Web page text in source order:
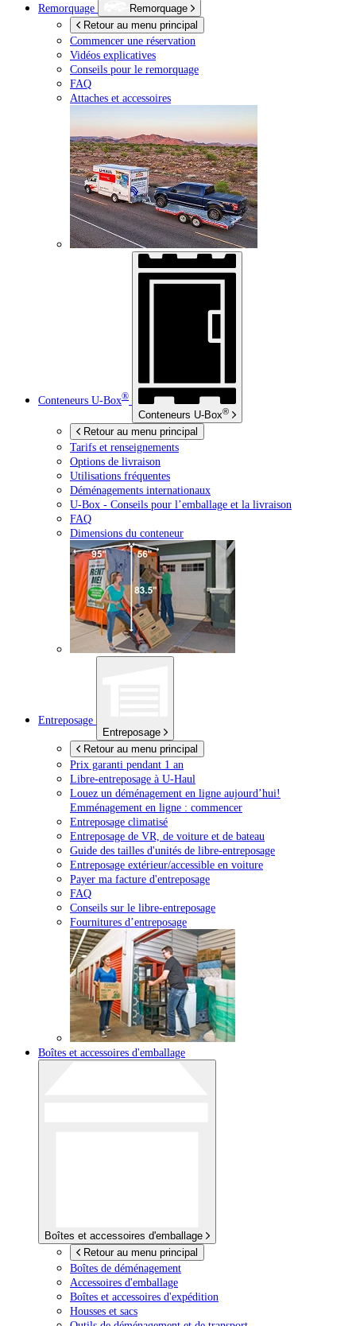
Remorquage
Remorquage
Retour au menu principal
Commencer une réservation
Vidéos explicatives
Conseils pour le remorquage
FAQ
Attaches et accessoires
Conteneurs U-Box®
Conteneurs U-Box®
Retour au menu principal
Tarifs et renseignements
Options de livraison
Utilisations fréquentes
Déménagements internationaux
U-Box - Conseils pour l’emballage et la livraison
FAQ
Dimensions du conteneur
Entreposage
Entreposage
Retour au menu principal
Prix garanti pendant 1 an
Libre-entreposage à U-Haul
Louez un déménagement en ligne aujourd’hui!
Emménagement en ligne : commencer
Entreposage climatisé
Entreposage de VR, de voiture et de bateau
Guide des tailles d'unités de libre-entreposage
Entreposage extérieur/accessible en voiture
Payer ma facture d'entreposage
FAQ
Conseils sur le libre-entreposage
Fournitures d’entreposage
Boîtes et accessoires d'emballage
Boîtes et accessoires d'emballage
Retour au menu principal
Boîtes de déménagement
Accessoires d'emballage
Boîtes et accessoires d'expédition
Housses et sacs